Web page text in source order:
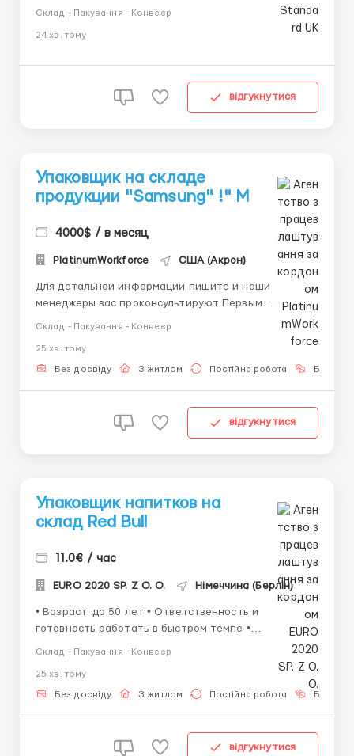
IMO +44 73 4722 9780 📱 Telegram: +44 73 4722 9780
📱 IMO: +44 73 4722 9780 📱 WhatsApp : +44 73 4722
9780 📱 Telegram:@manager_Alexandr_E Фасовщики
Склад - Пакування - Конвеєр
24 хв. тому
відгукнутися
Упаковщик на складе
продукции "Samsung" !" M
4000$ / в месяц
PlatinumWorkforce США (Акрон)
Для детальной информации пишите и наши
менеджеры вас проконсультируют Первым
Елизавета WhatsAPP :+447777200661 Елизавета
Упаковка и маркировка продукции в соответствии с
Склад - Пакування - Конвеєр
25 хв. тому
Без досвіду З житлом Постійна робота Без
відгукнутися
Упаковщик напитков на
склад Red Bull
11.0€ / час
EURO 2020 SP. Z O. O. Німеччина (Берлін)
• Возраст: до 50 лет • Ответственность и
готовность работать в быстром темпе •
Обязательно наличие обуви со стальным носком
Упаковка товаров специальной пленкой •
Подготовка заказов к отправке Место работы:
Склад - Пакування - Конвеєр
25 хв. тому
Без досвіду З житлом Постійна робота Без
відгукнутися